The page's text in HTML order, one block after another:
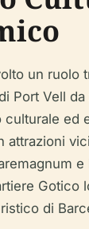
un ruolo
Port Vell
culturale ed
attrazioni
e
Gotico
di